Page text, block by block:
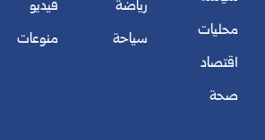
محليات
اقتصاد
صحة
رياضة
سياحة
فيديو
منوعات